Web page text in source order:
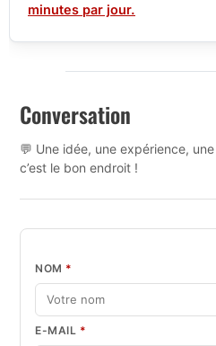
minutes par jour.
Conversation
💬 Une idée, une expérience,
c’est le bon endroit !
NOM *
E-MAIL *